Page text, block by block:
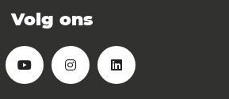
Volg ons